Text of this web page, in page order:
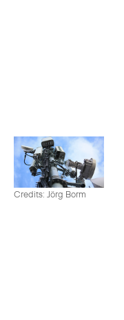
Credits: Jörg Borm